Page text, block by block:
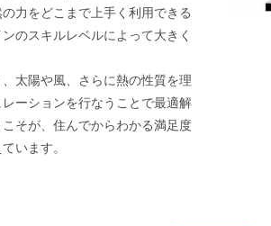
力をどこまで上手く利用できる
のスキルレベルによって大きく
太陽や風、さらに熱の性質を理
ーションを行なうことで最適解
そが、住んでからわかる満足度
います。